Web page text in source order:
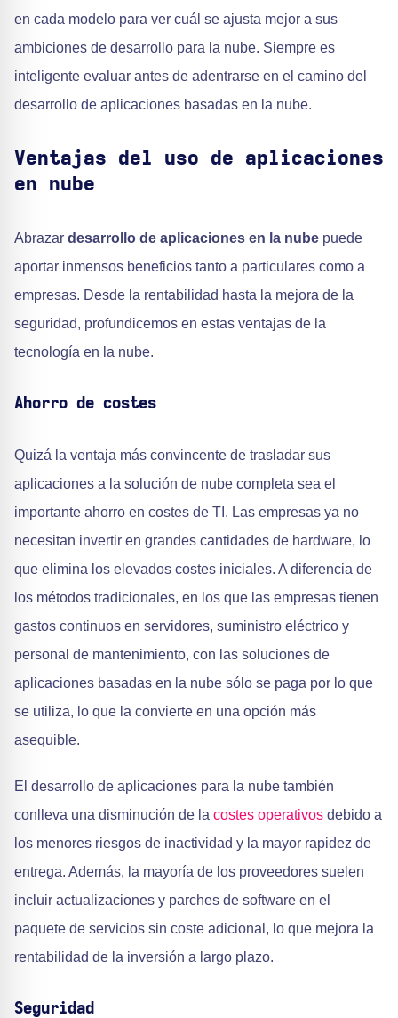
en cada modelo para ver cuál se ajusta mejor a sus
ambiciones de desarrollo para la nube. Siempre es
inteligente evaluar antes de adentrarse en el camino del
desarrollo de aplicaciones basadas en la nube.
Ventajas del uso de aplicaciones
en nube
Abrazar desarrollo de aplicaciones en la nube puede
aportar inmensos beneficios tanto a particulares como a
empresas. Desde la rentabilidad hasta la mejora de la
seguridad, profundicemos en estas ventajas de la
tecnología en la nube.
Ahorro de costes
Quizá la ventaja más convincente de trasladar sus
aplicaciones a la solución de nube completa sea el
importante ahorro en costes de TI. Las empresas ya no
necesitan invertir en grandes cantidades de hardware, lo
que elimina los elevados costes iniciales. A diferencia de
los métodos tradicionales, en los que las empresas tienen
gastos continuos en servidores, suministro eléctrico y
personal de mantenimiento, con las soluciones de
aplicaciones basadas en la nube sólo se paga por lo que
se utiliza, lo que la convierte en una opción más
asequible.
El desarrollo de aplicaciones para la nube también
conlleva una disminución de la costes operativos debido a
los menores riesgos de inactividad y la mayor rapidez de
entrega. Además, la mayoría de los proveedores suelen
incluir actualizaciones y parches de software en el
paquete de servicios sin coste adicional, lo que mejora la
rentabilidad de la inversión a largo plazo.
Seguridad